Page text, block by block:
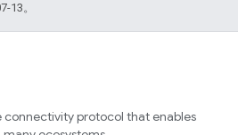
13。
connectivity protocol that enables